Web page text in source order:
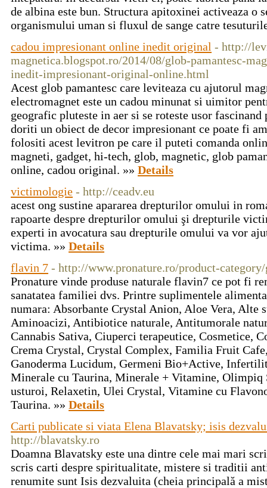
de albina este bun. Structura apitoxinei activeaza o
organismului uman si fluxul de sange catre
cadou impresionant online inedit original - http://
magnetica.blogspot.ro/2014/08/glob-pamantesc-
inedit-impresionant-original-online.html
Acest glob pamantesc care leviteaza cu ajutorul
electromagnet este un cadou minunat si uimitor
geografic pluteste in aer si se roteste usor
doriti un obiect de decor impresionant ce poate fi
folositi acest levitron pe care il puteti comanda
magneti, gadget, hi-tech, glob, magnetic, glob
online, cadou original. »» Details
victimologie - http://ceadv.eu
acest ong sustine apararea drepturilor omului in
rapoarte despre drepturilor omului şi drepturile
experti in avocatura sau drepturile omului va vor
victima. »» Details
flavin 7 - http://www.pronature.ro/product-
Pronature vinde produse naturale flavin7 ce pot fi
sanatatea familiei dvs. Printre suplimentele
numara: Absorbante Crystal Anion, Aloe Vera, Alte
Aminoacizi, Antibiotice naturale, Antitumorale
Cannabis Sativa, Ciuperci terapeutice, Cosmetice,
Crema Crystal, Crystal Complex, Familia Fruit
Ganoderma Lucidum, Germeni Bio+Active,
Minerale cu Taurina, Minerale + Vitamine, Olimpiq
usturoi, Relaxetin, Ulei Crystal, Vitamine cu
Taurina. »» Details
Carti publicate si viata Elena Blavatsky; isis
http://blavatsky.ro
Doamna Blavatsky este una dintre cele mai mari
scris carti despre spiritualitate, mistere si traditii
renumite sunt Isis dezvaluita (cheia principală a